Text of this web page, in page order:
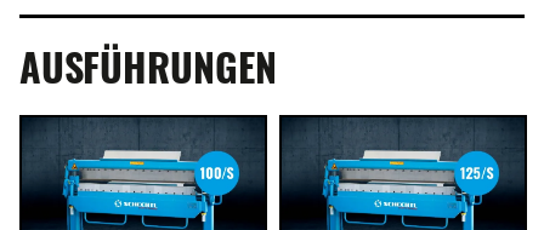
AUSFÜHRUNGEN